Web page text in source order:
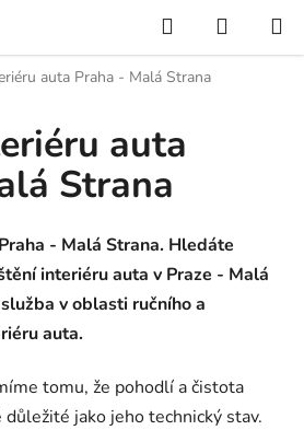
Hledat
KOŠÍK
auta Praha - Malá Strana
auta
Strana
- Malá Strana. Hledáte
interiéru auta v Praze - Malá
v oblasti ručního a
auta.
tomu, že pohodlí a čistota
jako jeho technický stav.